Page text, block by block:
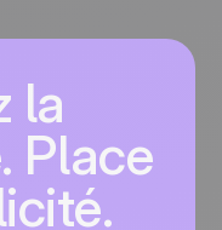
la
Place